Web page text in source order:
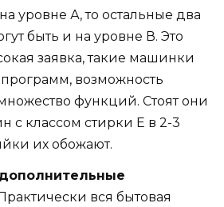
уровне А, то остальные два
быть и на уровне В. Это
заявка, такие машинки
возможность
функций. Стоят они
с классом стирки Е в 2-3
их обожают.
вся бытовая